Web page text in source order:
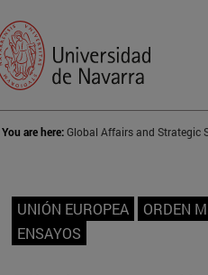
You are here:Global Affairs and Strategic
UNIÓN EUROPEA
ORDEN
ENSAYOS